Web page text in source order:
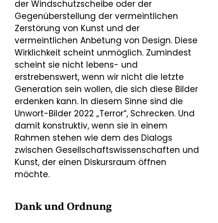
der Windschutzscheibe oder der
Gegenüberstellung der vermeintlichen
Zerstörung von Kunst und der
vermeintlichen Anbetung von Design. Diese
Wirklichkeit scheint unmöglich. Zumindest
scheint sie nicht lebens- und
erstrebenswert, wenn wir nicht die letzte
Generation sein wollen, die sich diese Bilder
erdenken kann. In diesem Sinne sind die
Unwort-Bilder 2022 „Terror“, Schrecken. Und
damit konstruktiv, wenn sie in einem
Rahmen stehen wie dem des Dialogs
zwischen Gesellschaftswissenschaften und
Kunst, der einen Diskursraum öffnen
möchte.
Dank und Ordnung